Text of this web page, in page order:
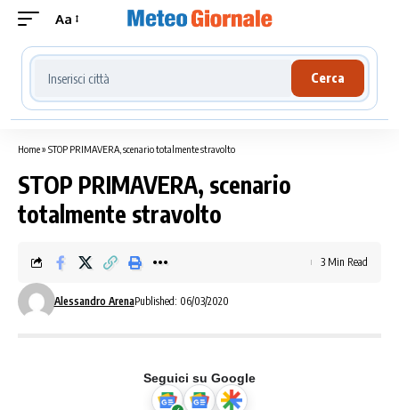
Aa
Cerca località meteo
Cerca
Home» STOP PRIMAVERA, scenario totalmente stravolto
STOP PRIMAVERA, scenario
totalmente stravolto
Alessandro ArenaPublished: 06/03/2020
3 Min Read
Seguici su Google